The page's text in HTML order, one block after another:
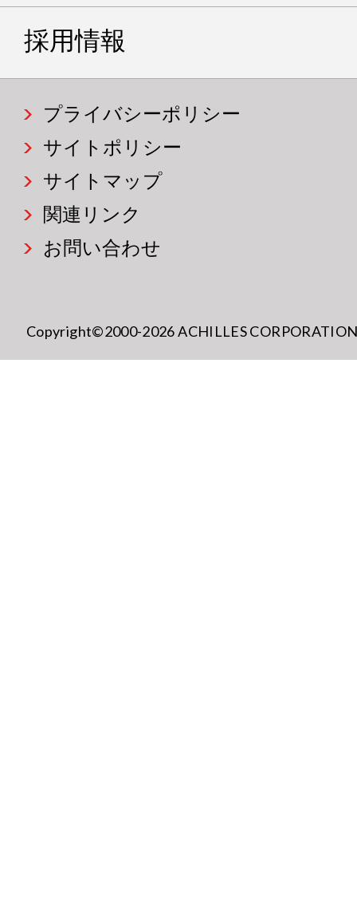
採用情報
プライバシーポリシー
サイトポリシー
サイトマップ
関連リンク
お問い合わせ
Copyright©2000-2026 ACHILLES